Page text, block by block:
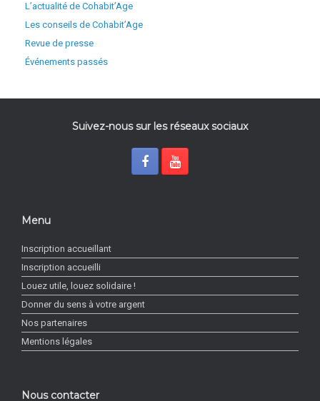
L’actualité de Cohabit’Age
Les conseils de Cohabit’Age
Revue de presse
Événements passés
Suivez-nous sur les réseaux sociaux
Menu
Inscription accueillant
Inscription accueilli
Louez utile, louez solidaire !
Donner du sens à votre argent
Nos partenaires
Mentions légales
Nous contacter